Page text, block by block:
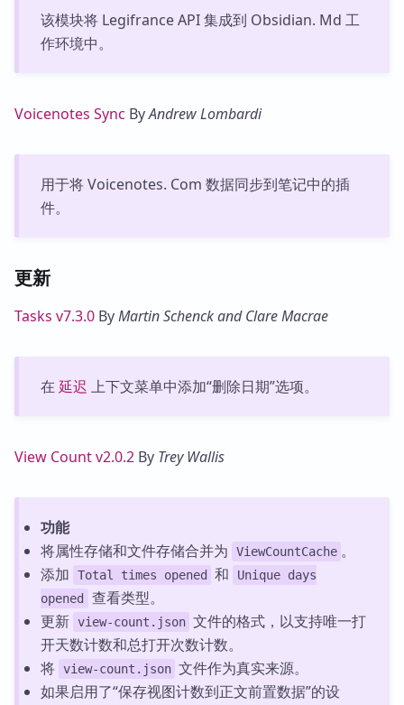
该模块将 Legifrance API 集成到 Obsidian. Md 工
作环境中。
Voicenotes Sync ByAndrew Lombardi
用于将 Voicenotes. Com 数据同步到笔记中的插
件。
更新
Tasks v7.3.0 ByMartin Schenck and Clare Macrae
在 延迟 上下文菜单中添加“删除日期”选项。
View Count v2.0.2 By Trey Wallis
功能
将属性存储和文件存储合并为
ViewCountCache 。
添加
Total times opened 和
Unique days
opened
查看类型。
更新 view-count.json 文件的格式，以支持唯一打
开天数计数和总打开次数计数。
将 view-count.json 文件作为真实来源。
如果启用了“保存视图计数到正文前置数据”的设